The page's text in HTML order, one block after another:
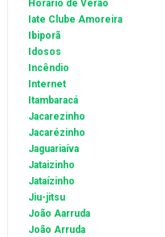
Horário de Verão
Iate Clube Amoreira
Ibiporã
Idosos
Incêndio
Internet
Itambaracá
Jacarezinho
Jacarézinho
Jaguariaíva
Jataizinho
Jataízinho
Jiu-jitsu
João Aarruda
João Arruda